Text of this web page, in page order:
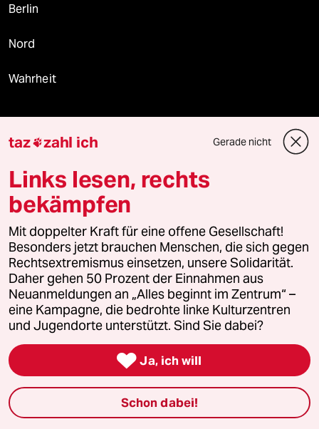
Berlin
Nord
Wahrheit
Themen
Bergsteigen
USA unter Trump
Katzen
Landtagswahl in Sachsen-Anhalt
Ceuta
Hitze
taz zahl ich Gerade nicht
Links lesen, rechts
bekämpfen
Mit doppelter Kraft für eine offene Gesellschaft!
Besonders jetzt brauchen Menschen, die sich gegen
Rechtsextremismus einsetzen, unsere Solidarität.
Daher gehen 50 Prozent der Einnahmen aus
Neuanmeldungen an „Alles beginnt im Zentrum“ –
eine Kampagne, die bedrohte linke Kulturzentren
und Jugendorte unterstützt. Sind Sie dabei?
 Ja, ich will
Schon dabei!